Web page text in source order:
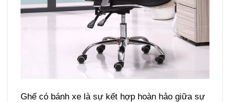
Ghế có bánh xe là sự kết hợp hoàn hảo giữa sự